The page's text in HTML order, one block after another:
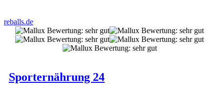
reballs.de
Sporternährung 24